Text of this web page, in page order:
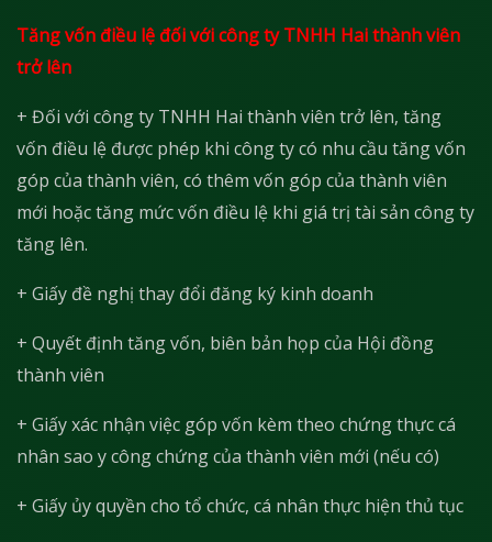
Tăng vốn điều lệ đối với công ty TNHH Hai thành viên
trở lên
+ Đối với công ty TNHH Hai thành viên trở lên, tăng
vốn điều lệ được phép khi công ty có nhu cầu tăng vốn
góp của thành viên, có thêm vốn góp của thành viên
mới hoặc tăng mức vốn điều lệ khi giá trị tài sản công ty
tăng lên.
+ Giấy đề nghị thay đổi đăng ký kinh doanh
+ Quyết định tăng vốn, biên bản họp của Hội đồng
thành viên
+ Giấy xác nhận việc góp vốn kèm theo chứng thực cá
nhân sao y công chứng của thành viên mới (nếu có)
+ Giấy ủy quyền cho tổ chức, cá nhân thực hiện thủ tục